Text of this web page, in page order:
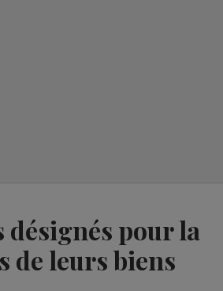
désignés pour la
de leurs biens